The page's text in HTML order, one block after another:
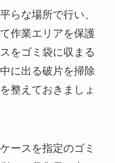
らな場所で行い、
作業エリアを保護
をゴミ袋に収まる
に出る破片を掃除
整えておきましょ
ースを指定のゴミ